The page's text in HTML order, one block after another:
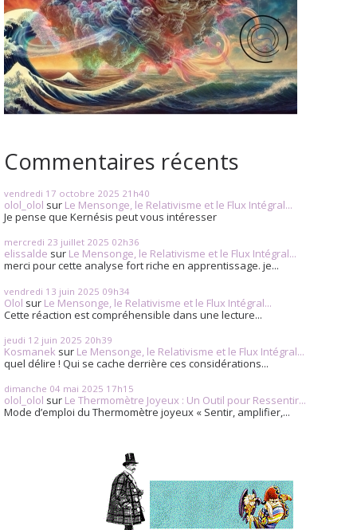
Commentaires récents
vendredi 17 octobre 2025 21h40
olol_olol sur Le Mensonge, le Relativisme et le Flux Intégral...
Je pense que Kernésis peut vous intéresser
mercredi 23 juillet 2025 02h36
elissalde sur Le Mensonge, le Relativisme et le Flux Intégral...
merci pour cette analyse fort riche en apprentissage. je...
vendredi 13 juin 2025 09h34
Olol sur Le Mensonge, le Relativisme et le Flux Intégral...
Cette réaction est compréhensible dans une lecture...
jeudi 12 juin 2025 20h39
Kosmanek sur Le Mensonge, le Relativisme et le Flux Intégral...
quel délire ! Qui se cache derrière ces considérations...
dimanche 04 mai 2025 17h15
olol_olol sur Le Thermomètre Joyeux : Un Outil pour Ressentir...
Mode d’emploi du Thermomètre joyeux « Sentir, amplifier,...